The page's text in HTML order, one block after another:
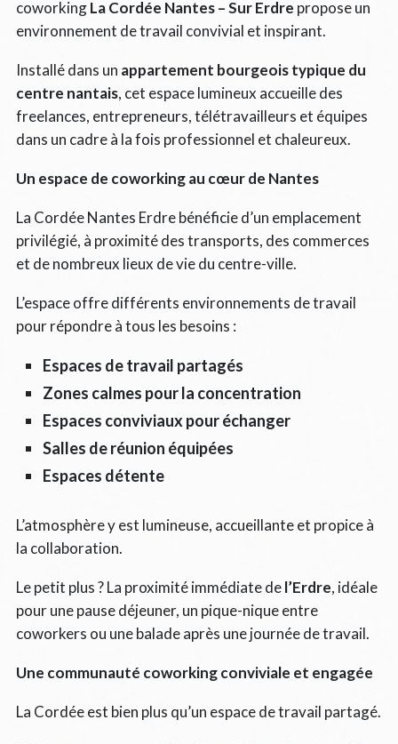
coworkingLa Cordée Nantes – Sur Erdre propose un
environnement de travail convivial et inspirant.
Installé dans un appartement bourgeois typique du
centre nantais, cet espace lumineux accueille des
freelances, entrepreneurs, télétravailleurs et équipes
dans un cadre à la fois professionnel et chaleureux.
Un espace de coworking au cœur de Nantes
La Cordée Nantes Erdre bénéficie d’un emplacement
privilégié, à proximité des transports, des commerces
et de nombreux lieux de vie du centre-ville.
L’espace offre différents environnements de travail
pour répondre à tous les besoins :
Espaces de travail partagés
Zones calmes pour la concentration
Espaces conviviaux pour échanger
Salles de réunion équipées
Espaces détente
L’atmosphère y est lumineuse, accueillante et propice à
la collaboration.
Le petit plus ? La proximité immédiate del’Erdre, idéale
pour une pause déjeuner, un pique-nique entre
coworkers ou une balade après une journée de travail.
Une communauté coworking conviviale et engagée
La Cordée est bien plus qu’un espace de travail partagé.